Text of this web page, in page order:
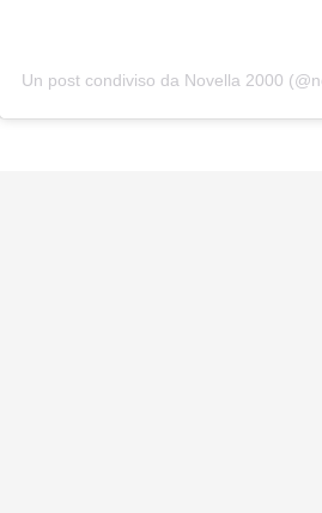
Un post condiviso da Novella 2000